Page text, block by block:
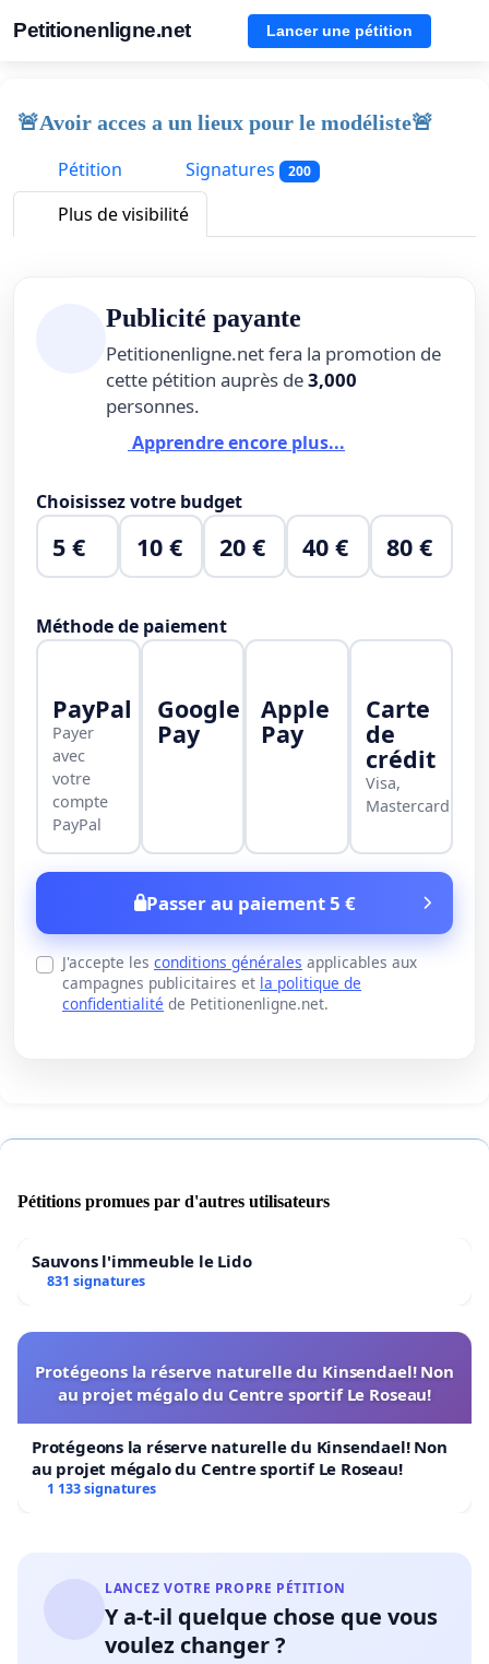
Petitionenligne.net Lancer une pétition
🚨Avoir acces a un lieux pour le modéliste🚨
Pétition
Signatures 200
Plus de visibilité
Publicité payante
Petitionenligne.net fera la promotion de
cette pétition auprès de3,000
personnes.
Apprendre encore plus...
Choisissez votre budget
5 € 10 € 20 € 40 € 80 €
Méthode de paiement
PayPal
Payer
avec
votre
compte
PayPal
Google
Pay
Apple
Pay
Carte
de
crédit
Visa,
Mastercard
Passer au paiement 5 €
J'accepte les conditions générales applicables aux
campagnes publicitaires et la politique de
confidentialité de Petitionenligne.net.
Pétitions promues par d'autres utilisateurs
Sauvons l'immeuble le Lido
831 signatures
Protégeons la réserve naturelle du Kinsendael! Non
au projet mégalo du Centre sportif Le Roseau!
Protégeons la réserve naturelle du Kinsendael! Non
au projet mégalo du Centre sportif Le Roseau!
1 133 signatures
LANCEZ VOTRE PROPRE PÉTITION
Y a-t-il quelque chose que vous
voulez changer ?